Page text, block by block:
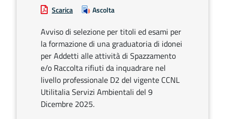
Scarica Ascolta
Avviso di selezione per titoli ed esami per
la formazione di una graduatoria di idonei
per Addetti alle attività di Spazzamento
e/o Raccolta rifiuti da inquadrare nel
livello professionale D2 del vigente CCNL
Utilitalia Servizi Ambientali del 9
Dicembre 2025.